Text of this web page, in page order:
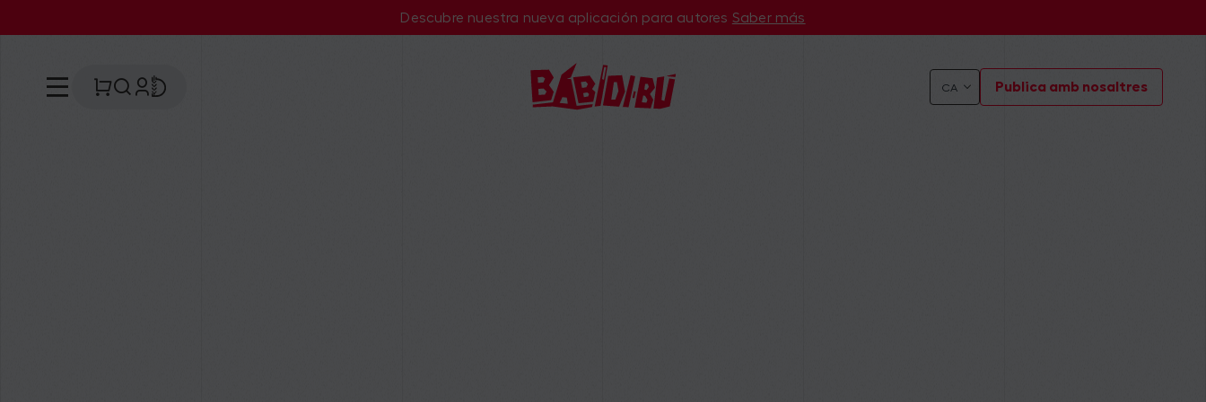
Descubre nuestra nueva aplicación para autores Saber más
CA Publica amb nosaltres